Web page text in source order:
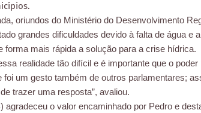
oriundos do Ministério do Desenvolvimento
grandes dificuldades devido à falta de água e
mais rápida a solução para a crise hídrica.
realidade tão difícil e é importante que o poder
um gesto também de outros parlamentares;
trazer uma resposta”, avaliou.
agradeceu o valor encaminhado por Pedro e